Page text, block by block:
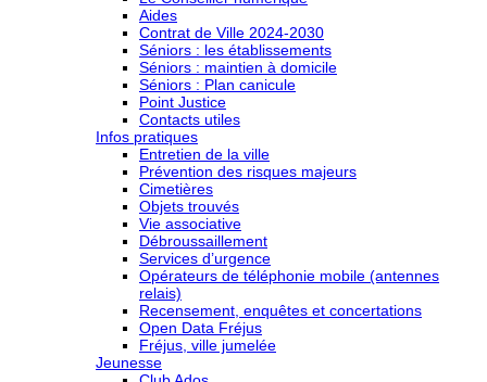
Aides
Contrat de Ville 2024-2030
Séniors : les établissements
Séniors : maintien à domicile
Séniors : Plan canicule
Point Justice
Contacts utiles
Infos pratiques
Entretien de la ville
Prévention des risques majeurs
Cimetières
Objets trouvés
Vie associative
Débroussaillement
Services d’urgence
Opérateurs de téléphonie mobile (antennes
relais)
Recensement, enquêtes et concertations
Open Data Fréjus
Fréjus, ville jumelée
Jeunesse